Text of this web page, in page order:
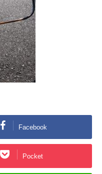
Facebook
Pocket